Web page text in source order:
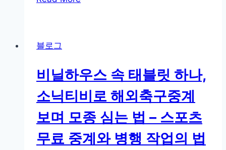
계
아
끼
며
소
닉
티
블로그
비닐하우스 속 태블릿 하나,
소닉티비로 해외축구중계
보며 모종 심는 법 – 스포츠
무료 중계와 병행 작업의 법